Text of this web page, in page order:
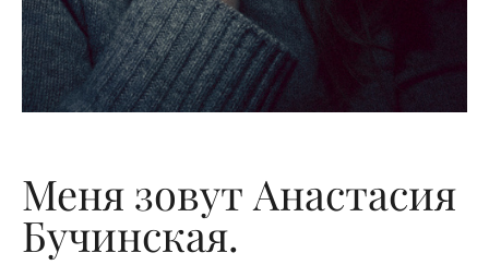
Меня зовут Анастасия
Бучинская.